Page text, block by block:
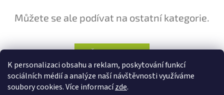
K personalizaci obsahu a reklam, poskytování funkcí
sociálních médií a analýze naší návštěvnosti využíváme
soubory cookies. Více informacízde.
Můžete se ale podívat na ostatní kategorie.
ZPĚT DO OBCHODU